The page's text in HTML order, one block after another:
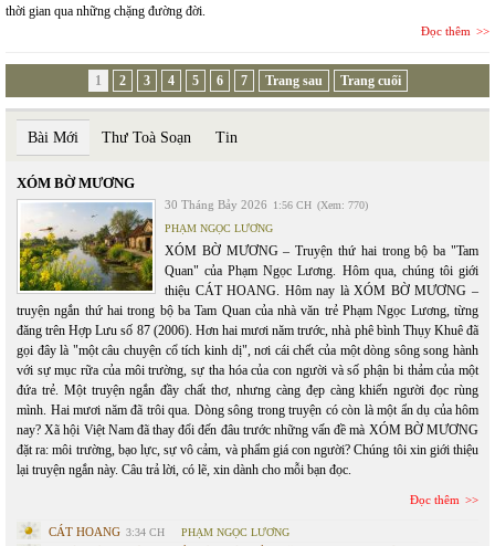
thời gian qua những chặng đường đời.
Đọc thêm
1 2 3 4 5 6 7 Trang sau Trang cuối
Bài Mới Thư Toà Soạn Tin
XÓM BỜ MƯƠNG
30 Tháng Bảy 2026 1:56 CH (Xem: 770)
PHẠM NGỌC LƯƠNG
XÓM BỜ MƯƠNG – Truyện thứ hai trong bộ ba "Tam
Quan" của Phạm Ngọc Lương. Hôm qua, chúng tôi giới
thiệu CÁT HOANG. Hôm nay là XÓM BỜ MƯƠNG –
truyện ngắn thứ hai trong bộ ba Tam Quan của nhà văn trẻ Phạm Ngọc Lương, từng
đăng trên Hợp Lưu số 87 (2006). Hơn hai mươi năm trước, nhà phê bình Thụy Khuê đã
gọi đây là "một câu chuyện cổ tích kinh dị", nơi cái chết của một dòng sông song hành
với sự mục rữa của môi trường, sự tha hóa của con người và số phận bi thảm của một
đứa trẻ. Một truyện ngắn đầy chất thơ, nhưng càng đẹp càng khiến người đọc rùng
mình. Hai mươi năm đã trôi qua. Dòng sông trong truyện có còn là một ẩn dụ của hôm
nay? Xã hội Việt Nam đã thay đổi đến đâu trước những vấn đề mà XÓM BỜ MƯƠNG
đặt ra: môi trường, bạo lực, sự vô cảm, và phẩm giá con người? Chúng tôi xin giới thiệu
lại truyện ngắn này. Câu trả lời, có lẽ, xin dành cho mỗi bạn đọc.
Đọc thêm
CÁT HOANG 3:34 CH PHẠM NGỌC LƯƠNG